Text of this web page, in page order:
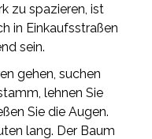
zu spazieren, ist
in Einkaufsstraßen
sein.
gehen, suchen
lehnen Sie
Sie die Augen.
lang. Der Baum